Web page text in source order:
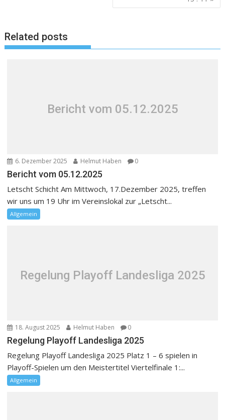
Related posts
Bericht vom 05.12.2025
6. Dezember 2025 Helmut Haben 0
Bericht vom 05.12.2025
Letscht Schicht Am Mittwoch, 17.Dezember 2025, treffen
wir uns um 19 Uhr im Vereinslokal zur „Letscht...
Allgemein
Regelung Playoff Landesliga 2025
18. August 2025 Helmut Haben 0
Regelung Playoff Landesliga 2025
Regelung Playoff Landesliga 2025 Platz 1 – 6 spielen in
Playoff-Spielen um den Meistertitel Viertelfinale 1:...
Allgemein